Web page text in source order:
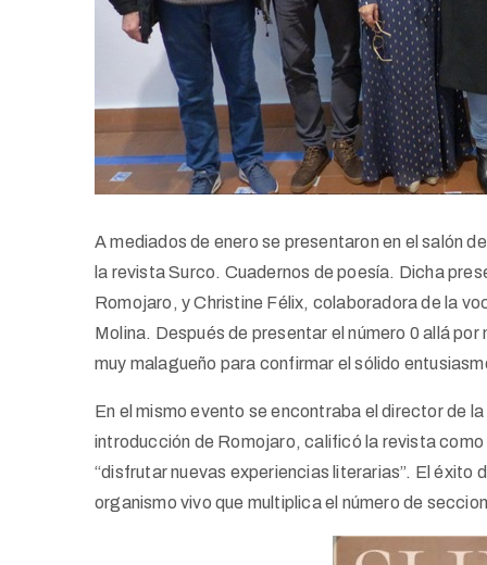
A mediados de enero se presentaron en el salón
la revista Surco. Cuadernos de poesía. Dicha
Romojaro, y Christine Félix, colaboradora de la
Molina. Después de presentar el número 0 allá
muy malagueño para confirmar el sólido
En el mismo evento se encontraba el director de
introducción de Romojaro, calificó la revista como
“disfrutar nuevas experiencias literarias”. El éxito
organismo vivo que multiplica el número de